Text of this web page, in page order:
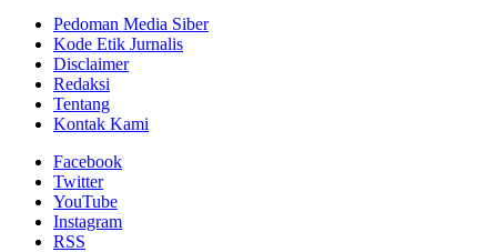
Pedoman Media Siber
Kode Etik Jurnalis
Disclaimer
Redaksi
Tentang
Kontak Kami
Facebook
Twitter
YouTube
Instagram
RSS